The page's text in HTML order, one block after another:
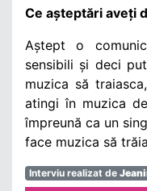
Ce așteptări aveți
Aștept o
sensibili și deci
muzica să
atingi în muzica
împreună ca un
face muzica să
Interviu realizat de